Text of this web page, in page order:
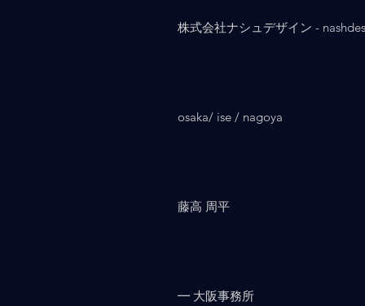
株式会社ナシュデザイン -
osaka/ ise / nagoya
藤高 周平
━ 大阪事務所